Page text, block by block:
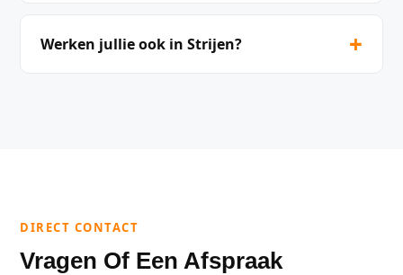
Werken jullie ook in Strijen? +
DIRECT CONTACT
Vragen Of Een Afspraak